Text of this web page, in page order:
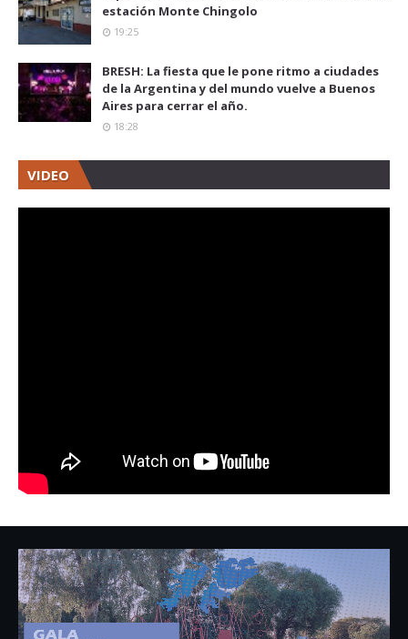
estación Monte Chingolo
19:25
BRESH: La fiesta que le pone ritmo a ciudades
de la Argentina y del mundo vuelve a Buenos
Aires para cerrar el año.
18:28
VIDEO